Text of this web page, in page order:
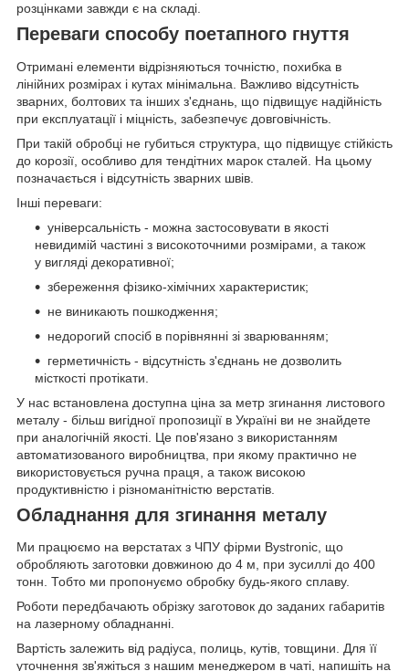
розцінками завжди є на складі.
Переваги способу поетапного гнуття
Отримані елементи відрізняються точністю, похибка в
лінійних розмірах і кутах мінімальна. Важливо відсутність
зварних, болтових та інших з'єднань, що підвищує надійність
при експлуатації і міцність, забезпечує довговічність.
При такій обробці не губиться структура, що підвищує стійкість
до корозії, особливо для тендітних марок сталей. На цьому
позначається і відсутність зварних швів.
Інші переваги:
універсальність - можна застосовувати в якості
невидимій частині з високоточними розмірами, а також
у вигляді декоративної;
збереження фізико-хімічних характеристик;
не виникають пошкодження;
недорогий спосіб в порівнянні зі зварюванням;
герметичність - відсутність з'єднань не дозволить
місткості протікати.
У нас встановлена ​​доступна ціна за метр згинання листового
металу - більш вигідної пропозиції в Україні ви не знайдете
при аналогічній якості. Це пов'язано з використанням
автоматизованого виробництва, при якому практично не
використовується ручна праця, а також високою
продуктивністю і різноманітністю верстатів.
Обладнання для згинання металу
Ми працюємо на верстатах з ЧПУ фірми Bystronic, що
обробляють заготовки довжиною до 4 м, при зусиллі до 400
тонн. Тобто ми пропонуємо обробку будь-якого сплаву.
Роботи передбачають обрізку заготовок до заданих габаритів
на лазерному обладнанні.
Вартість залежить від радіуса, полиць, кутів, товщини. Для її
уточнення зв'яжіться з нашим менеджером в чаті, напишіть на